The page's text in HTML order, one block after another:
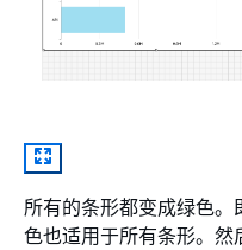
所有的条形都变成绿色
色也适用于所有条形。然